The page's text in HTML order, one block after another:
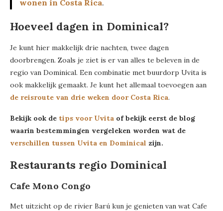
wonen in Costa Rica.
Hoeveel dagen in Dominical?
Je kunt hier makkelijk drie nachten, twee dagen
doorbrengen. Zoals je ziet is er van alles te beleven in de
regio van Dominical. Een combinatie met buurdorp Uvita is
ook makkelijk gemaakt. Je kunt het allemaal toevoegen aan
de reisroute van drie weken door Costa Rica.
Bekijk ook de tips voor Uvita of bekijk eerst de blog
waarin bestemmingen vergeleken worden wat de
verschillen tussen Uvita en Dominical zijn.
Restaurants regio Dominical
Cafe Mono Congo
Met uitzicht op de rivier Barú kun je genieten van wat Cafe